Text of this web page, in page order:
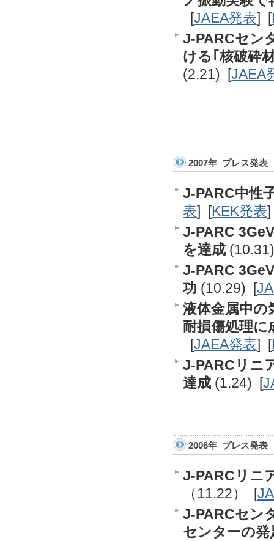
[JAEA発表] [
J-PARCセン
ける｢核破砕
(2.21) [JAEA
2007年 プレス発表
J-PARC中性
表] [KEK発表]
J-PARC
を達成
J-PARC
功 (10.29) [
液体金属中の
耐損傷処理に
[JAEA発表] [
J-PARCリニ
達成 (1.24) [
2006年 プレス発表
J-PARCリニ
（11.22） [
J-PARCセン
センターの